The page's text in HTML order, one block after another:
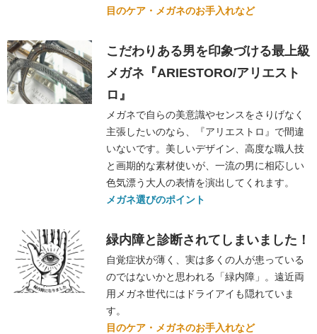
目のケア・メガネのお手入れなど
こだわりある男を印象づける最上級
メガネ『ARIESTORO/アリエスト
ロ』
メガネで自らの美意識やセンスをさりげなく
主張したいのなら、『アリエストロ』で間違
いないです。美しいデザイン、高度な職人技
と画期的な素材使いが、一流の男に相応しい
色気漂う大人の表情を演出してくれます。
メガネ選びのポイント
緑内障と診断されてしまいました！
自覚症状が薄く、実は多くの人が患っている
のではないかと思われる「緑内障」。遠近両
用メガネ世代にはドライアイも隠れていま
す。
目のケア・メガネのお手入れなど